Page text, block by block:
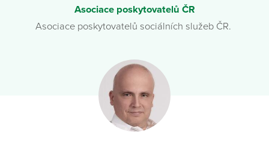
Asociace poskytovatelů ČR
Asociace poskytovatelů sociálních služeb ČR.